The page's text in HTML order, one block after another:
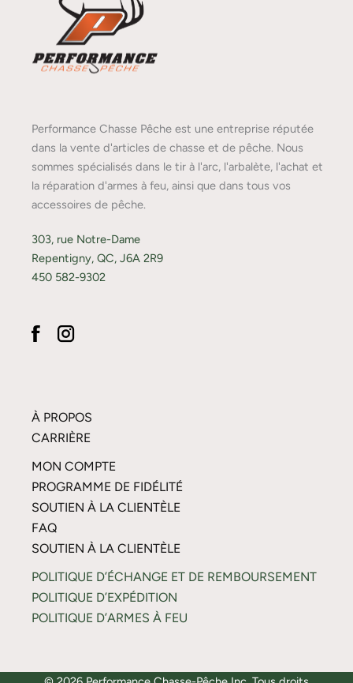
Performance Chasse Pêche est une entreprise réputée
dans la vente d'articles de chasse et de pêche. Nous
sommes spécialisés dans le tir à l'arc, l'arbalète, l'achat et
la réparation d'armes à feu, ainsi que dans tous vos
accessoires de pêche.
303, rue Notre-Dame
Repentigny, QC, J6A 2R9
450 582-9302
À PROPOS
CARRIÈRE
MON COMPTE
PROGRAMME DE FIDÉLITÉ
SOUTIEN À LA CLIENTÈLE
FAQ
SOUTIEN À LA CLIENTÈLE
POLITIQUE D’ÉCHANGE ET DE REMBOURSEMENT
POLITIQUE D’EXPÉDITION
POLITIQUE D’ARMES À FEU